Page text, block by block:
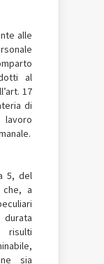
alle
al
17
di
5, del
che, a
sia